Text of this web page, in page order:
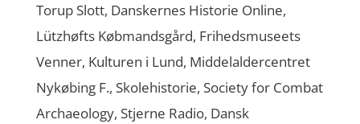
Torup Slott, Danskernes Historie Online,
Lützhøfts Købmandsgård, Frihedsmuseets
Venner, Kulturen i Lund, Middelaldercentret
Nykøbing F., Skolehistorie, Society for Combat
Archaeology, Stjerne Radio, Dansk